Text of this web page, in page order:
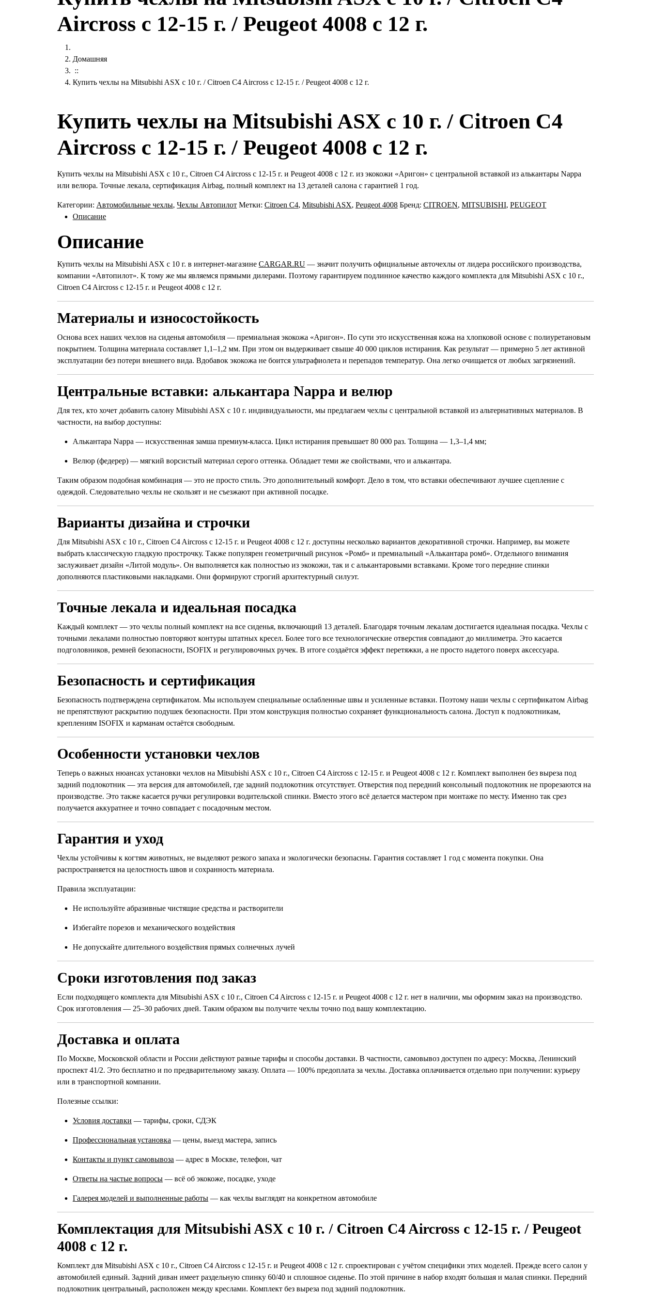
Aircross с 12-15 г. / Peugeot 4008 с 12 г.
Домашняя
::
Купить чехлы на Mitsubishi ASX с 10 г. / Citroen C4 Aircross с 12-15 г. / Peugeot 4008 с 12 г.
Купить чехлы на Mitsubishi ASX с 10 г. / Citroen C4
Aircross с 12-15 г. / Peugeot 4008 с 12 г.
Купить чехлы на Mitsubishi ASX с 10 г., Citroen C4 Aircross с 12-15 г. и Peugeot 4008 с 12 г. из экокожи «Аригон» с центральной вставкой из алькантары Nappa
или велюра. Точные лекала, сертификация Airbag, полный комплект на 13 деталей салона с гарантией 1 год.
Категории: Автомобильные чехлы, Чехлы Автопилот Метки: Citroen C4, Mitsubishi ASX, Peugeot 4008 Бренд: CITROEN, MITSUBISHI, PEUGEOT
Описание
Описание
Купить чехлы на Mitsubishi ASX с 10 г. в интернет-магазине CARGAR.RU — значит получить официальные авточехлы от лидера российского производства,
компании «Автопилот». К тому же мы являемся прямыми дилерами. Поэтому гарантируем подлинное качество каждого комплекта для Mitsubishi ASX с 10 г.,
Citroen C4 Aircross с 12-15 г. и Peugeot 4008 с 12 г.
Материалы и износостойкость
Основа всех наших чехлов на сиденья автомобиля — премиальная экокожа «Аригон». По сути это искусственная кожа на хлопковой основе с полиуретановым
покрытием. Толщина материала составляет 1,1–1,2 мм. При этом он выдерживает свыше 40 000 циклов истирания. Как результат — примерно 5 лет активной
эксплуатации без потери внешнего вида. Вдобавок экокожа не боится ультрафиолета и перепадов температур. Она легко очищается от любых загрязнений.
Центральные вставки: алькантара Nappa и велюр
Для тех, кто хочет добавить салону Mitsubishi ASX с 10 г. индивидуальности, мы предлагаем чехлы с центральной вставкой из альтернативных материалов. В
частности, на выбор доступны:
Алькантара Nappa — искусственная замша премиум-класса. Цикл истирания превышает 80 000 раз. Толщина — 1,3–1,4 мм;
Велюр (федерер) — мягкий ворсистый материал серого оттенка. Обладает теми же свойствами, что и алькантара.
Таким образом подобная комбинация — это не просто стиль. Это дополнительный комфорт. Дело в том, что вставки обеспечивают лучшее сцепление с
одеждой. Следовательно чехлы не скользят и не съезжают при активной посадке.
Варианты дизайна и строчки
Для Mitsubishi ASX с 10 г., Citroen C4 Aircross с 12-15 г. и Peugeot 4008 с 12 г. доступны несколько вариантов декоративной строчки. Например, вы можете
выбрать классическую гладкую прострочку. Также популярен геометричный рисунок «Ромб» и премиальный «Алькантара ромб». Отдельного внимания
заслуживает дизайн «Литой модуль». Он выполняется как полностью из экокожи, так и с алькантаровыми вставками. Кроме того передние спинки
дополняются пластиковыми накладками. Они формируют строгий архитектурный силуэт.
Точные лекала и идеальная посадка
Каждый комплект — это чехлы полный комплект на все сиденья, включающий 13 деталей. Благодаря точным лекалам достигается идеальная посадка. Чехлы с
точными лекалами полностью повторяют контуры штатных кресел. Более того все технологические отверстия совпадают до миллиметра. Это касается
подголовников, ремней безопасности, ISOFIX и регулировочных ручек. В итоге создаётся эффект перетяжки, а не просто надетого поверх аксессуара.
Безопасность и сертификация
Безопасность подтверждена сертификатом. Мы используем специальные ослабленные швы и усиленные вставки. Поэтому наши чехлы с сертификатом Airbag
не препятствуют раскрытию подушек безопасности. При этом конструкция полностью сохраняет функциональность салона. Доступ к подлокотникам,
креплениям ISOFIX и карманам остаётся свободным.
Особенности установки чехлов
Теперь о важных нюансах установки чехлов на Mitsubishi ASX с 10 г., Citroen C4 Aircross с 12-15 г. и Peugeot 4008 с 12 г. Комплект выполнен без выреза под
задний подлокотник — эта версия для автомобилей, где задний подлокотник отсутствует. Отверстия под передний консольный подлокотник не прорезаются на
производстве. Это также касается ручки регулировки водительской спинки. Вместо этого всё делается мастером при монтаже по месту. Именно так срез
получается аккуратнее и точно совпадает с посадочным местом.
Гарантия и уход
Чехлы устойчивы к когтям животных, не выделяют резкого запаха и экологически безопасны. Гарантия составляет 1 год с момента покупки. Она
распространяется на целостность швов и сохранность материала.
Правила эксплуатации:
Не используйте абразивные чистящие средства и растворители
Избегайте порезов и механического воздействия
Не допускайте длительного воздействия прямых солнечных лучей
Сроки изготовления под заказ
Если подходящего комплекта для Mitsubishi ASX с 10 г., Citroen C4 Aircross с 12-15 г. и Peugeot 4008 с 12 г. нет в наличии, мы оформим заказ на производство.
Срок изготовления — 25–30 рабочих дней. Таким образом вы получите чехлы точно под вашу комплектацию.
Доставка и оплата
По Москве, Московской области и России действуют разные тарифы и способы доставки. В частности, самовывоз доступен по адресу: Москва, Ленинский
проспект 41/2. Это бесплатно и по предварительному заказу. Оплата — 100% предоплата за чехлы. Доставка оплачивается отдельно при получении: курьеру
или в транспортной компании.
Полезные ссылки:
Условия доставки — тарифы, сроки, СДЭК
Профессиональная установка — цены, выезд мастера, запись
Контакты и пункт самовывоза — адрес в Москве, телефон, чат
Ответы на частые вопросы — всё об экокоже, посадке, уходе
Галерея моделей и выполненные работы — как чехлы выглядят на конкретном автомобиле
Комплектация для Mitsubishi ASX с 10 г. / Citroen C4 Aircross с 12-15 г. / Peugeot
4008 с 12 г.
Комплект для Mitsubishi ASX с 10 г., Citroen C4 Aircross с 12-15 г. и Peugeot 4008 с 12 г. спроектирован с учётом специфики этих моделей. Прежде всего салон у
автомобилей единый. Задний диван имеет раздельную спинку 60/40 и сплошное сиденье. По этой причине в набор входят большая и малая спинки. Передний
подлокотник центральный, расположен между креслами. Комплект без выреза под задний подлокотник.